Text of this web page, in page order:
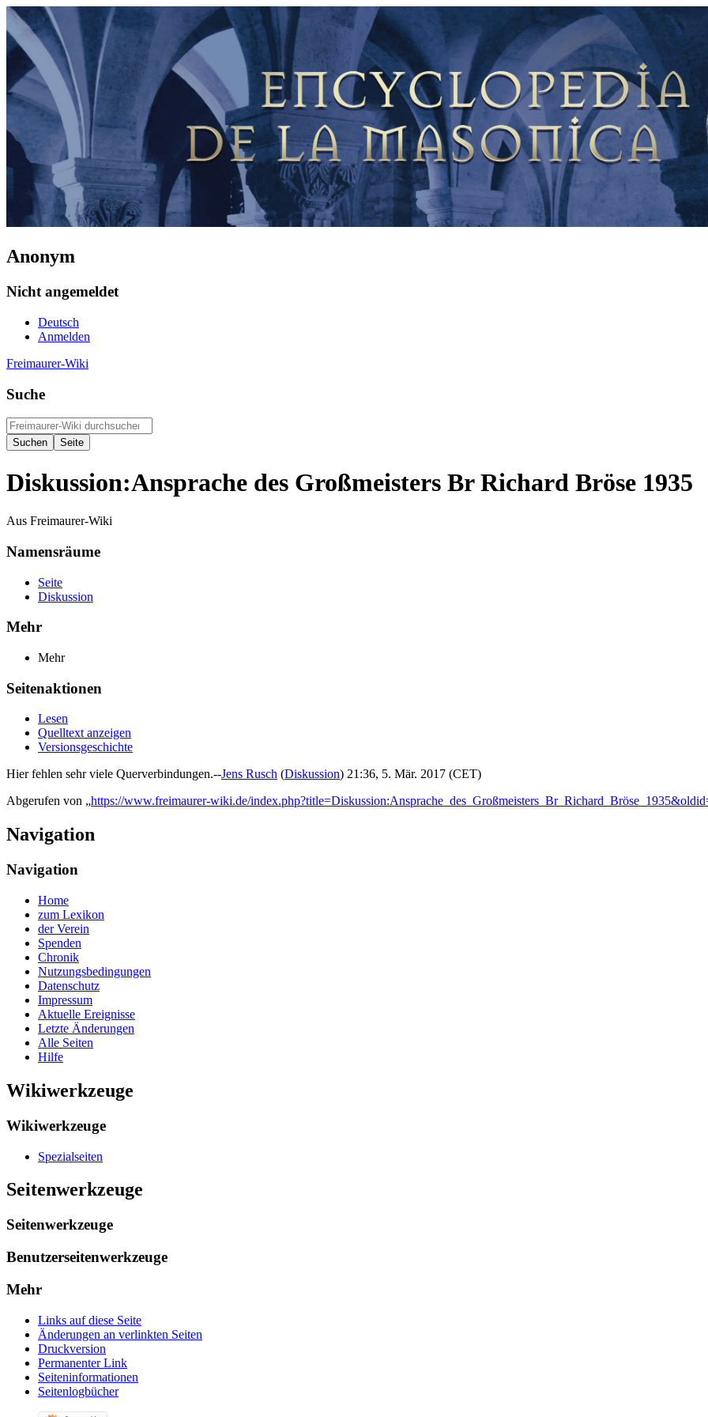
Anonym
Nicht angemeldet
Deutsch
Anmelden
Freimaurer-Wiki
Suche
Diskussion:Ansprache des Großmeisters Br Richard Bröse 1935
Aus Freimaurer-Wiki
Namensräume
Seite
Diskussion
Mehr
Mehr
Seitenaktionen
Lesen
Quelltext anzeigen
Versionsgeschichte
Hier fehlen sehr viele Querverbindungen.--Jens Rusch (Diskussion) 21:36, 5. Mär. 2017 (CET)
Abgerufen von „https://www.freimaurer-wiki.de/
Navigation
Navigation
Home
zum Lexikon
der Verein
Spenden
Chronik
Nutzungsbedingungen
Datenschutz
Impressum
Aktuelle Ereignisse
Letzte Änderungen
Alle Seiten
Hilfe
Wikiwerkzeuge
Wikiwerkzeuge
Spezialseiten
Seitenwerkzeuge
Seitenwerkzeuge
Benutzerseitenwerkzeuge
Mehr
Links auf diese Seite
Änderungen an verlinkten Seiten
Druckversion
Permanenter Link
Seiten­­informationen
Seitenlogbücher